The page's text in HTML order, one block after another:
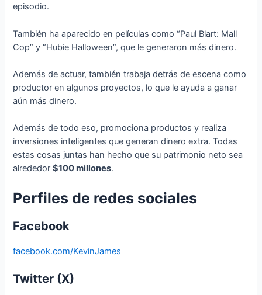
episodio.
También ha aparecido en películas como “Paul Blart: Mall
Cop” y “Hubie Halloween”, que le generaron más dinero.
Además de actuar, también trabaja detrás de escena como
productor en algunos proyectos, lo que le ayuda a ganar
aún más dinero.
Además de todo eso, promociona productos y realiza
inversiones inteligentes que generan dinero extra. Todas
estas cosas juntas han hecho que su patrimonio neto sea
alrededor$100 millones.
Perfiles de redes sociales
Facebook
facebook.com/KevinJames
Twitter (X)